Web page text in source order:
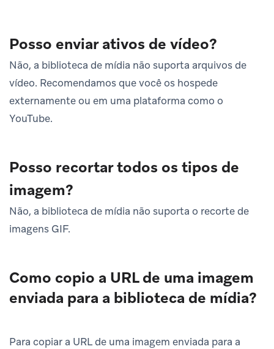
Posso enviar ativos de vídeo?
Não, a biblioteca de mídia não suporta arquivos de
vídeo. Recomendamos que você os hospede
externamente ou em uma plataforma como o
YouTube.
Posso recortar todos os tipos de
imagem?
Não, a biblioteca de mídia não suporta o recorte de
imagens GIF.
Como copio a URL de uma imagem
enviada para a biblioteca de mídia?
Para copiar a URL de uma imagem enviada para a